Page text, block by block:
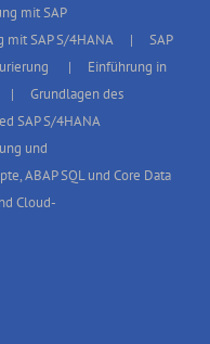
mit SAP
mit SAP S/4HANA
SAP
Einführung in
Grundlagen des
SAP S/4HANA
und
ABAP SQL und Core Data
Cloud-